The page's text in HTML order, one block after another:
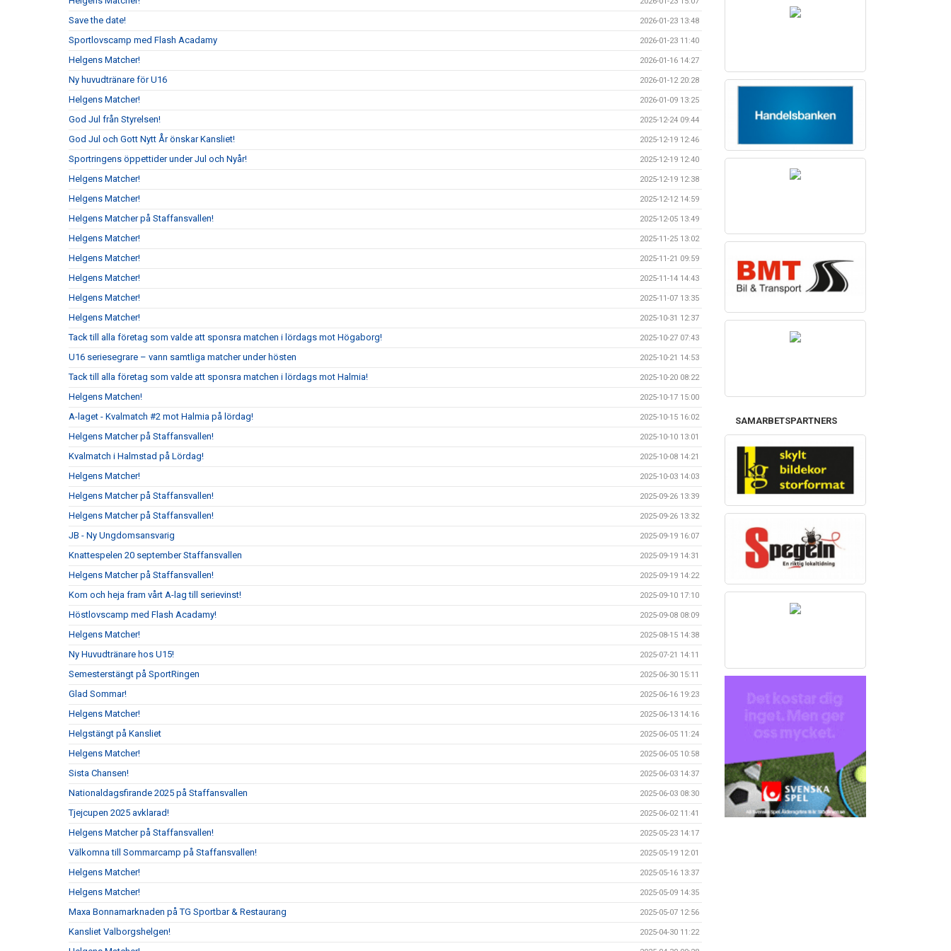
Save the date! 2026-01-23 13:48
Sportlovscamp med Flash Acadamy 2026-01-23 11:40
Helgens Matcher! 2026-01-16 14:27
Ny huvudtränare för U16 2026-01-12 20:28
Helgens Matcher! 2026-01-09 13:25
God Jul från Styrelsen! 2025-12-24 09:44
God Jul och Gott Nytt År önskar Kansliet! 2025-12-19 12:46
Sportringens öppettider under Jul och Nyår! 2025-12-19 12:40
Helgens Matcher! 2025-12-19 12:38
Helgens Matcher! 2025-12-12 14:59
Helgens Matcher på Staffansvallen! 2025-12-05 13:49
Helgens Matcher! 2025-11-25 13:02
Helgens Matcher! 2025-11-21 09:59
Helgens Matcher! 2025-11-14 14:43
Helgens Matcher! 2025-11-07 13:35
Helgens Matcher! 2025-10-31 12:37
Tack till alla företag som valde att sponsra matchen i lördags mot Högaborg! 2025-10-27 07:43
U16 seriesegrare – vann samtliga matcher under hösten 2025-10-21 14:53
Tack till alla företag som valde att sponsra matchen i lördags mot Halmia! 2025-10-20 08:22
Helgens Matchen! 2025-10-17 15:00
A-laget - Kvalmatch #2 mot Halmia på lördag! 2025-10-15 16:02
Helgens Matcher på Staffansvallen! 2025-10-10 13:01
Kvalmatch i Halmstad på Lördag! 2025-10-08 14:21
Helgens Matcher! 2025-10-03 14:03
Helgens Matcher på Staffansvallen! 2025-09-26 13:39
Helgens Matcher på Staffansvallen! 2025-09-26 13:32
JB - Ny Ungdomsansvarig 2025-09-19 16:07
Knattespelen 20 september Staffansvallen 2025-09-19 14:31
Helgens Matcher på Staffansvallen! 2025-09-19 14:22
Kom och heja fram vårt A-lag till serievinst! 2025-09-10 17:10
Höstlovscamp med Flash Acadamy! 2025-09-08 08:09
Helgens Matcher! 2025-08-15 14:38
Ny Huvudtränare hos U15! 2025-07-21 14:11
Semesterstängt på SportRingen 2025-06-30 15:11
Glad Sommar! 2025-06-16 19:23
Helgens Matcher! 2025-06-13 14:16
Helgstängt på Kansliet 2025-06-05 11:24
Helgens Matcher! 2025-06-05 10:58
Sista Chansen! 2025-06-03 14:37
Nationaldagsfirande 2025 på Staffansvallen 2025-06-03 08:30
Tjejcupen 2025 avklarad! 2025-06-02 11:41
Helgens Matcher på Staffansvallen! 2025-05-23 14:17
Välkomna till Sommarcamp på Staffansvallen! 2025-05-19 12:01
Helgens Matcher! 2025-05-16 13:37
Helgens Matcher! 2025-05-09 14:35
Maxa Bonnamarknaden på TG Sportbar & Restaurang 2025-05-07 12:56
Kansliet Valborgshelgen! 2025-04-30 11:22
SAMARBETSPARTNERS